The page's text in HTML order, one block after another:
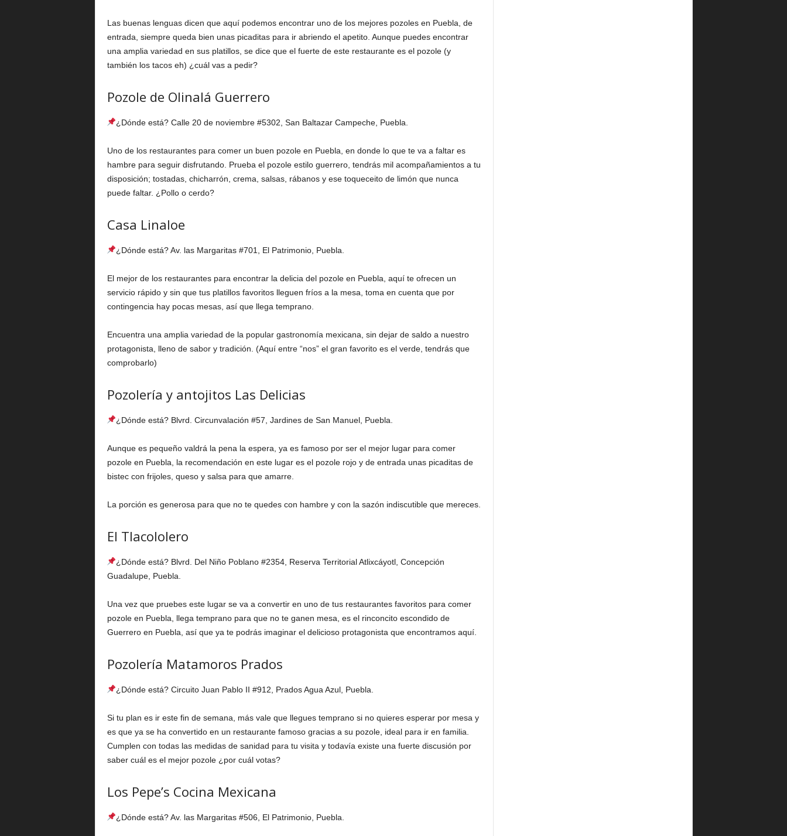
Las buenas lenguas dicen que aquí podemos encontrar uno de los mejores pozoles en Puebla, de
entrada, siempre queda bien unas picaditas para ir abriendo el apetito. Aunque puedes encontrar
una amplia variedad en sus platillos, se dice que el fuerte de este restaurante es el pozole (y
también los tacos eh) ¿cuál vas a pedir?
Pozole de Olinalá Guerrero
¿Dónde está? Calle 20 de noviembre #5302, San Baltazar Campeche, Puebla.
Uno de los restaurantes para comer un buen pozole en Puebla, en donde lo que te va a faltar es
hambre para seguir disfrutando. Prueba el pozole estilo guerrero, tendrás mil acompañamientos a tu
disposición; tostadas, chicharrón, crema, salsas, rábanos y ese toqueceito de limón que nunca
puede faltar. ¿Pollo o cerdo?
Casa Linaloe
¿Dónde está? Av. las Margaritas #701, El Patrimonio, Puebla.
El mejor de los restaurantes para encontrar la delicia del pozole en Puebla, aquí te ofrecen un
servicio rápido y sin que tus platillos favoritos lleguen fríos a la mesa, toma en cuenta que por
contingencia hay pocas mesas, así que llega temprano.
Encuentra una amplia variedad de la popular gastronomía mexicana, sin dejar de saldo a nuestro
protagonista, lleno de sabor y tradición. (Aquí entre “nos” el gran favorito es el verde, tendrás que
comprobarlo)
Pozolería y antojitos Las Delicias
¿Dónde está? Blvrd. Circunvalación #57, Jardines de San Manuel, Puebla.
Aunque es pequeño valdrá la pena la espera, ya es famoso por ser el mejor lugar para comer
pozole en Puebla, la recomendación en este lugar es el pozole rojo y de entrada unas picaditas de
bistec con frijoles, queso y salsa para que amarre.
La porción es generosa para que no te quedes con hambre y con la sazón indiscutible que mereces.
El Tlacololero
¿Dónde está? Blvrd. Del Niño Poblano #2354, Reserva Territorial Atlixcáyotl, Concepción
Guadalupe, Puebla.
Una vez que pruebes este lugar se va a convertir en uno de tus restaurantes favoritos para comer
pozole en Puebla, llega temprano para que no te ganen mesa, es el rinconcito escondido de
Guerrero en Puebla, así que ya te podrás imaginar el delicioso protagonista que encontramos aquí.
Pozolería Matamoros Prados
¿Dónde está? Circuito Juan Pablo II #912, Prados Agua Azul, Puebla.
Si tu plan es ir este fin de semana, más vale que llegues temprano si no quieres esperar por mesa y
es que ya se ha convertido en un restaurante famoso gracias a su pozole, ideal para ir en familia.
Cumplen con todas las medidas de sanidad para tu visita y todavía existe una fuerte discusión por
saber cuál es el mejor pozole ¿por cuál votas?
Los Pepe’s Cocina Mexicana
¿Dónde está? Av. las Margaritas #506, El Patrimonio, Puebla.